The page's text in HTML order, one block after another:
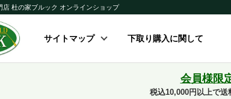
店 杜の家ブルック オンラインショップ
サイトマップ 下取り購入に関して
会員様限
税込10,000円以上で送